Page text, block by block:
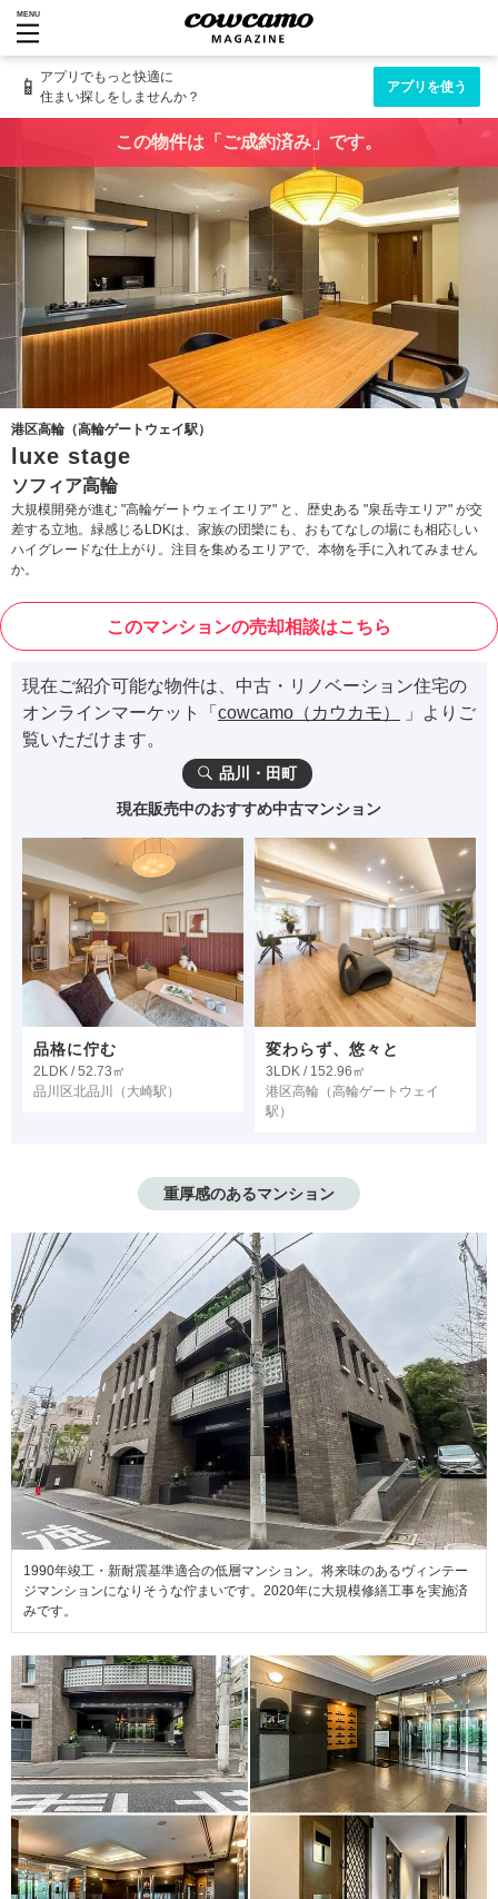
MENU
📱 アプリでもっと快適に
住まい探しをしませんか？
アプリを使う
この物件は「ご成約済み」です。
港区高輪（高輪ゲートウェイ駅）
luxe stage
ソフィア高輪
大規模開発が進む "高輪ゲートウェイエリア" と、歴史ある "泉岳寺エリア" が交
差する立地。緑感じるLDKは、家族の団欒にも、おもてなしの場にも相応しい
ハイグレードな仕上がり。注目を集めるエリアで、本物を手に入れてみません
か。
このマンションの売却相談はこちら
現在ご紹介可能な物件は、中古・リノベーション住宅の
オンラインマーケット「 cowcamo（カウカモ）
」よりご
覧いただけます。
品川・田町
現在販売中のおすすめ中古マンション
品格に佇む
2LDK / 52.73㎡
品川区北品川
（大崎駅）
変わらず、悠々と
3LDK / 152.96㎡
港区高輪 （高輪ゲートウェイ
駅）
重厚感のあるマンション
1990年竣工・新耐震基準適合の低層マンション。将来味のあるヴィンテー
ジマンションになりそうな佇まいです。2020年に大規模修繕工事を実施済
みです。